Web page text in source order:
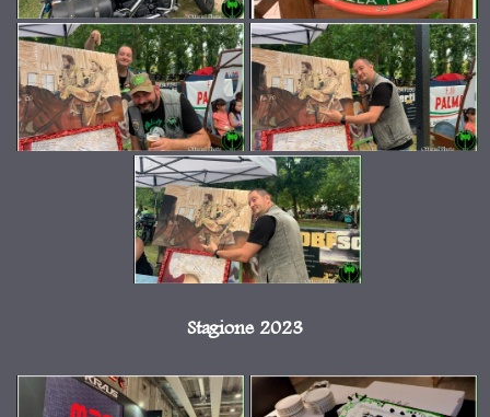
Stagione 2023